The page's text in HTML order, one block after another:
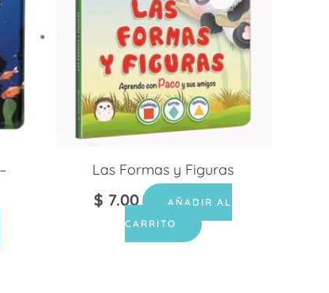
Las Formas y Figuras
$ 7.00
AÑADIR AL
CARRITO